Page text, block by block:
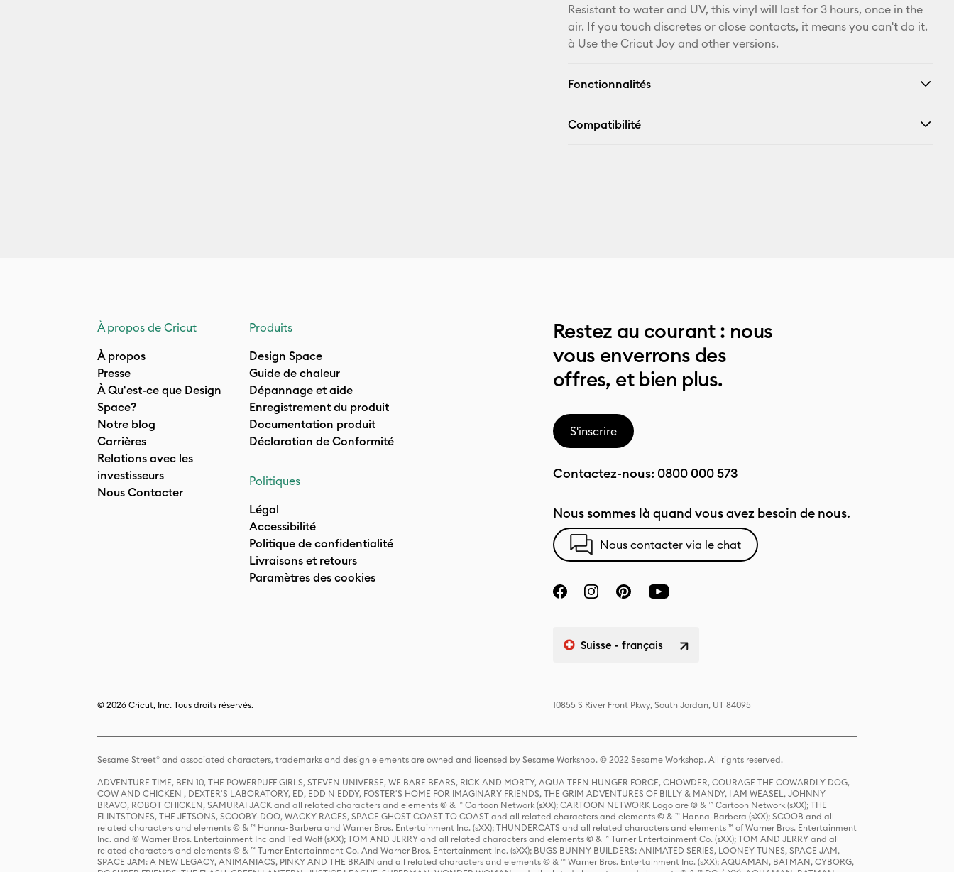
Resistant to water and UV, this vinyl will last for 3 hours, once in the
air. If you touch discretes or close contacts, it means you can't do it.
à Use the Cricut Joy and other versions.
Fonctionnalités
Compatibilité
À propos de Cricut
À propos
Presse
À Qu'est-ce que Design
Space?
Notre blog
Carrières
Relations avec les
investisseurs
Nous Contacter
Produits
Design Space
Guide de chaleur
Dépannage et aide
Enregistrement du produit
Documentation produit
Déclaration de Conformité
Politiques
Légal
Accessibilité
Politique de confidentialité
Livraisons et retours
Paramètres des cookies
Restez au courant : nous
vous enverrons des
offres, et bien plus.
S'inscrire
Contactez-nous: 0800 000 573
Nous sommes là quand vous avez besoin de nous.
Nous contacter via le chat
Suisse - français
© 2026 Cricut, Inc. Tous droits réservés. 10855 S River Front Pkwy, South Jordan, UT 84095
Sesame Street® and associated characters, trademarks and design elements are owned and licensed by Sesame Workshop. © 2022 Sesame Workshop. All rights reserved.
ADVENTURE TIME, BEN 10, THE POWERPUFF GIRLS, STEVEN UNIVERSE, WE BARE BEARS, RICK AND MORTY, AQUA TEEN HUNGER FORCE, CHOWDER, COURAGE THE COWARDLY DOG,
COW AND CHICKEN , DEXTER'S LABORATORY, ED, EDD N EDDY, FOSTER'S HOME FOR IMAGINARY FRIENDS, THE GRIM ADVENTURES OF BILLY & MANDY, I AM WEASEL, JOHNNY
BRAVO, ROBOT CHICKEN, SAMURAI JACK and all related characters and elements © & ™ Cartoon Network (sXX); CARTOON NETWORK Logo are © & ™ Cartoon Network (sXX); THE
FLINTSTONES, THE JETSONS, SCOOBY-DOO, WACKY RACES, SPACE GHOST COAST TO COAST and all related characters and elements © & ™ Hanna-Barbera (sXX); SCOOB and all
related characters and elements © & ™ Hanna-Barbera and Warner Bros. Entertainment Inc. (sXX); THUNDERCATS and all related characters and elements ™ of Warner Bros. Entertainment
Inc. and © Warner Bros. Entertainment Inc and Ted Wolf (sXX); TOM AND JERRY and all related characters and elements © & ™ Turner Entertainment Co. (sXX); TOM AND JERRY and all
related characters and elements © & ™ Turner Entertainment Co. And Warner Bros. Entertainment Inc. (sXX); BUGS BUNNY BUILDERS: ANIMATED SERIES, LOONEY TUNES, SPACE JAM,
SPACE JAM: A NEW LEGACY, ANIMANIACS, PINKY AND THE BRAIN and all related characters and elements © & ™ Warner Bros. Entertainment Inc. (sXX); AQUAMAN, BATMAN, CYBORG,